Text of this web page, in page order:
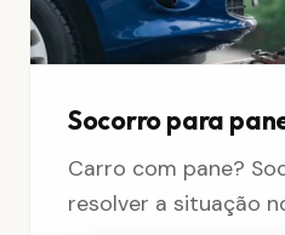
Socorro para
Carro com pane?
resolver a situação